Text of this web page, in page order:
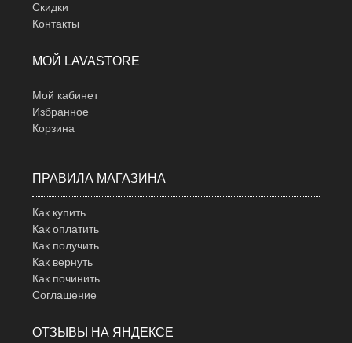
Скидки
Контакты
МОЙ LAVASTORE
Мой кабинет
Избранное
Корзина
ПРАВИЛА МАГАЗИНА
Как купить
Как оплатить
Как получить
Как вернуть
Как починить
Соглашение
ОТЗЫВЫ НА ЯНДЕКСЕ